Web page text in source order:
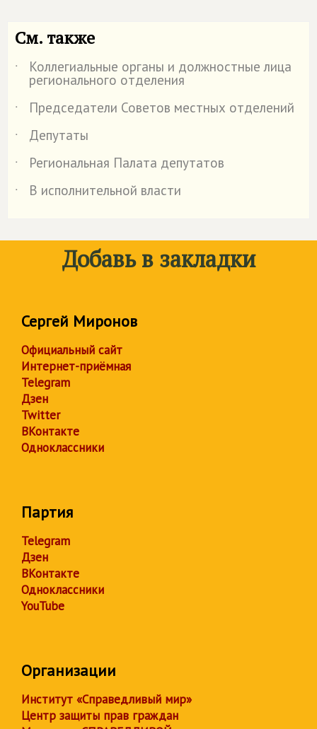
См. также
˙ Коллегиальные органы и должностные лица
регионального отделения
˙
Председатели Советов местных отделений
˙
Депутаты
˙
Региональная Палата депутатов
˙
В исполнительной власти
Добавь в закладки
Сергей Миронов
Официальный сайт
Интернет-приёмная
Telegram
Дзен
Twitter
ВКонтакте
Одноклассники
Партия
Telegram
Дзен
ВКонтакте
Одноклассники
YouTube
Организации
Институт «Справедливый мир»
Центр защиты прав граждан